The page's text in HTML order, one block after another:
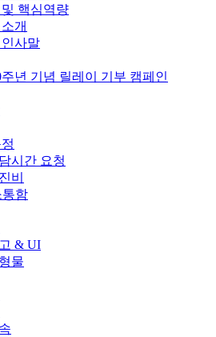
핵심역량
개
사말
년 기념 릴레이 기부 캠페인
시간 요청
비
통함
& UI
물